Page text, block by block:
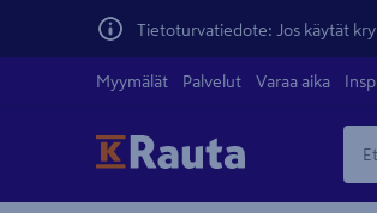
Tietoturvatiedote: Jos käytät
Myymälät Palvelut Varaa aika